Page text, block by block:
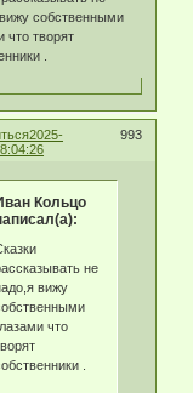
собственными
что творят
.
993
2025-
Кольцо
не
вижу
что
.